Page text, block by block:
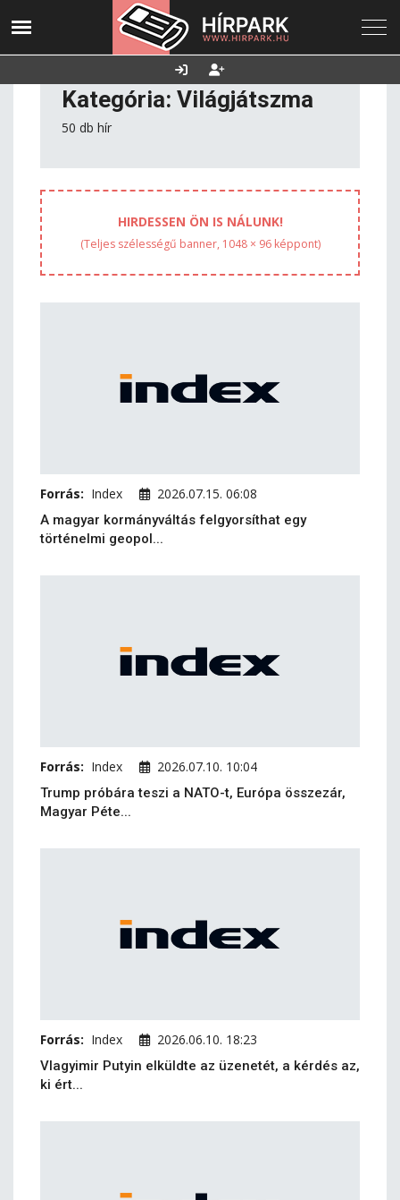
2026. augusztus
Utolsó frissítés:
2026.08.07. 23:27
Támogatás
Kategória: Világjátszma
50 db hír
HIRDESSEN ÖN IS NÁLUNK!
(Teljes szélességű banner, 1048 × 96 képpont)
Forrás: Index 2026.07.15. 06:08
A magyar kormányváltás felgyorsíthat egy
történelmi geopol...
Forrás: Index 2026.07.10. 10:04
Trump próbára teszi a NATO-t, Európa összezár,
Magyar Péte...
Forrás: Index 2026.06.10. 18:23
Vlagyimir Putyin elküldte az üzenetét, a kérdés az,
ki ért...